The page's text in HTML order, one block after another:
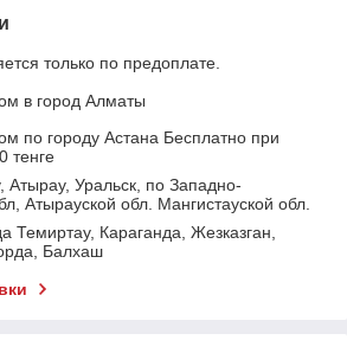
только по предоплате.
в город Алматы
по городу Астана Бесплатно при
тенге
Атырау, Уральск, по Западно-
Атырауской обл. Мангистауской обл.
Темиртау, Караганда, Жезказган,
Балхаш